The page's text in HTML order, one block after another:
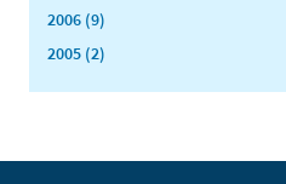
2006 (9)
2005 (2)